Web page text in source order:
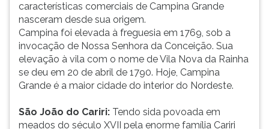
ouvir
essa
instrução
novamente.
características comerciais de Campina Grande
nasceram desde sua origem.
Campina foi elevada à freguesia em 1769, sob a
invocação de Nossa Senhora da Conceição. Sua
elevação à vila com o nome de Vila Nova da Rainha
se deu em 20 de abril de 1790. Hoje, Campina
Grande é a maior cidade do interior do Nordeste.
São João do Cariri: Tendo sida povoada em
meados do século XVII pela enorme família Cariri